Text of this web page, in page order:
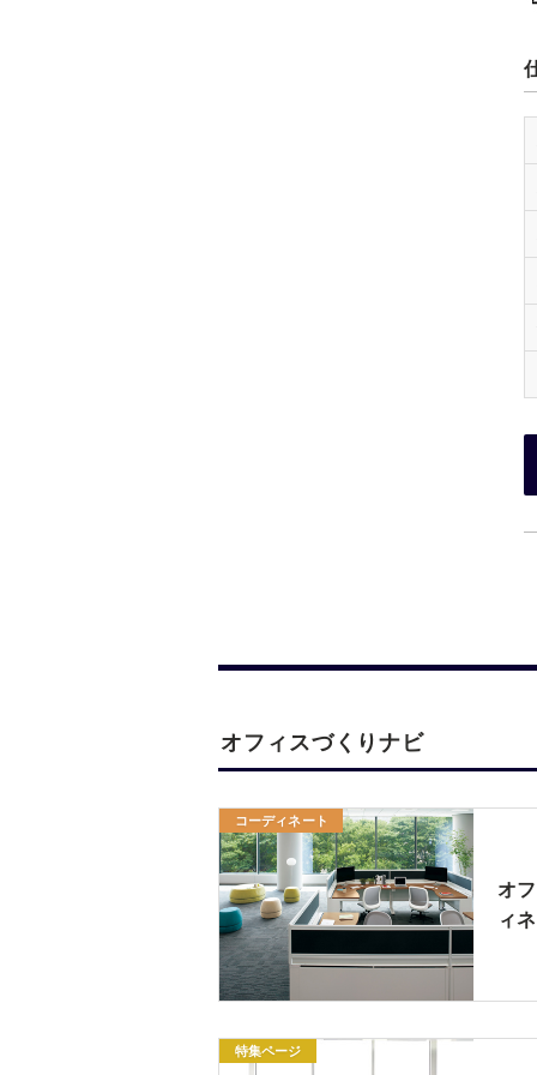
オフィスづくりナビ
コーディネート
オ
ィ
特集ページ